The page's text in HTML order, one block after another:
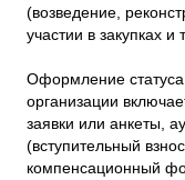
(возведение,
участии в закупках
Оформление статуса
организации
заявки или анкеты,
(вступительный
компенсационный